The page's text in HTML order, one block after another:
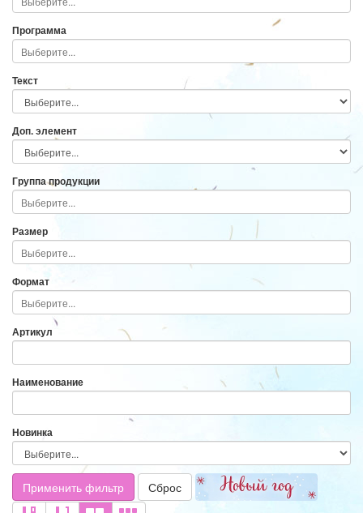
Программа
Текст
Доп. элемент
Группа продукции
Размер
Формат
Артикул
Наименование
Новинка
Применить фильтр Сброс